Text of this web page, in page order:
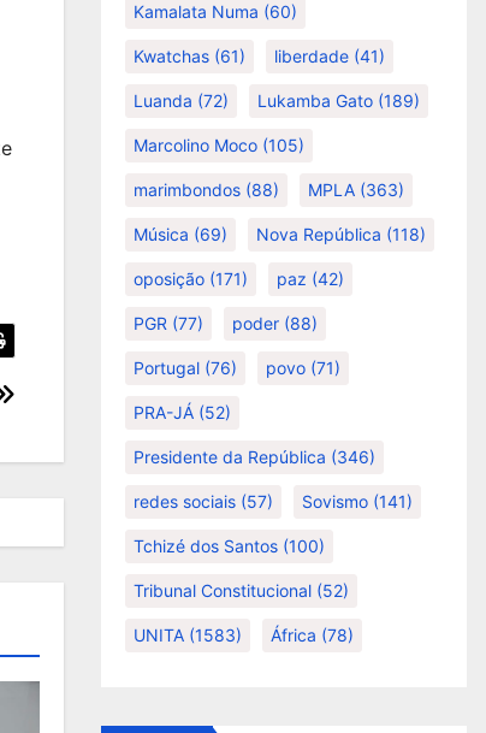
Kamalata Numa (60)
Kwatchas (61) liberdade (41)
Luanda (72) Lukamba Gato (189)
Marcolino Moco (105)
marimbondos (88) MPLA (363)
Música (69) Nova República (118)
oposição (171) paz (42)
PGR (77) poder (88)
Portugal (76) povo (71)
PRA-JÁ (52)
Presidente da República (346)
redes sociais (57) Sovismo (141)
Tchizé dos Santos (100)
Tribunal Constitucional (52)
UNITA (1583) África (78)